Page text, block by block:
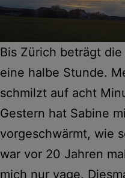
Bis Zürich beträgt
eine halbe Stunde.
schmilzt auf acht
Gestern hat Sabine
vorgeschwärmt, wie
war vor 20 Jahren
mich nur vage.